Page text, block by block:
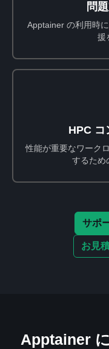
問
Apptainer の利用時
援
HPC コ
性能が重要なワーク
するため
サポ
お見
Apptainer